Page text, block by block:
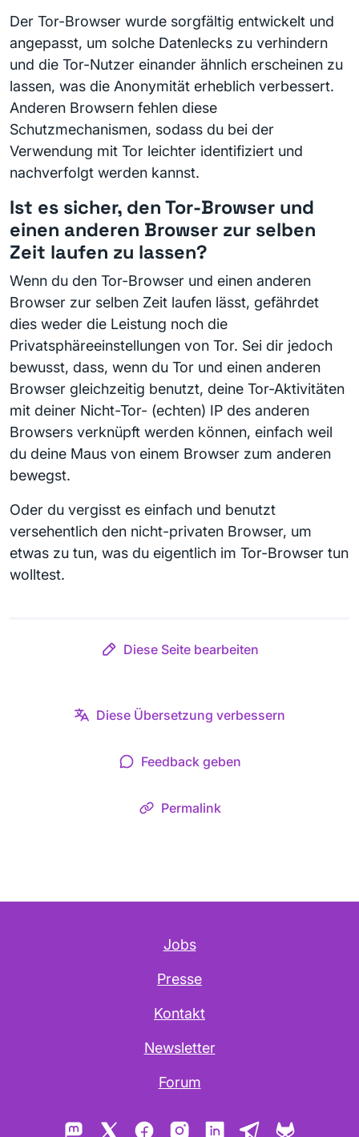
Der Tor-Browser wurde sorgfältig entwickelt und
angepasst, um solche Datenlecks zu verhindern
und die Tor-Nutzer einander ähnlich erscheinen zu
lassen, was die Anonymität erheblich verbessert.
Anderen Browsern fehlen diese
Schutzmechanismen, sodass du bei der
Verwendung mit Tor leichter identifiziert und
nachverfolgt werden kannst.
Ist es sicher, den Tor-Browser und
einen anderen Browser zur selben
Zeit laufen zu lassen?
Wenn du den Tor-Browser und einen anderen
Browser zur selben Zeit laufen lässt, gefährdet
dies weder die Leistung noch die
Privatsphäreeinstellungen von Tor. Sei dir jedoch
bewusst, dass, wenn du Tor und einen anderen
Browser gleichzeitig benutzt, deine Tor-Aktivitäten
mit deiner Nicht-Tor- (echten) IP des anderen
Browsers verknüpft werden können, einfach weil
du deine Maus von einem Browser zum anderen
bewegst.
Oder du vergisst es einfach und benutzt
versehentlich den nicht-privaten Browser, um
etwas zu tun, was du eigentlich im Tor-Browser tun
wolltest.
Diese Seite bearbeiten
Diese Übersetzung verbessern
Feedback geben
Permalink
Jobs
Presse
Kontakt
Newsletter
Forum
Mastodon FacebookInstagramLinkedInTelegram